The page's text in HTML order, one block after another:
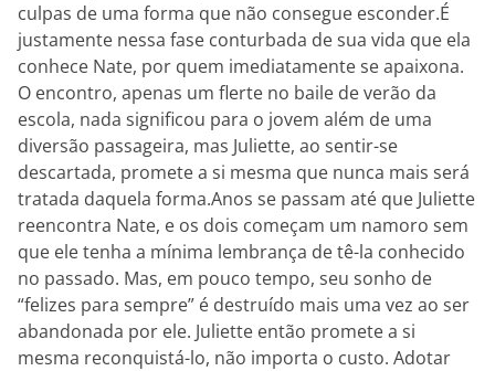
culpas de uma forma que não consegue esconder.É
justamente nessa fase conturbada de sua vida que ela
conhece Nate, por quem imediatamente se apaixona.
O encontro, apenas um flerte no baile de verão da
escola, nada significou para o jovem além de uma
diversão passageira, mas Juliette, ao sentir-se
descartada, promete a si mesma que nunca mais será
tratada daquela forma.Anos se passam até que Juliette
reencontra Nate, e os dois começam um namoro sem
que ele tenha a mínima lembrança de tê-la conhecido
no passado. Mas, em pouco tempo, seu sonho de
“felizes para sempre” é destruído mais uma vez ao ser
abandonada por ele. Juliette então promete a si
mesma reconquistá-lo, não importa o custo. Adotar